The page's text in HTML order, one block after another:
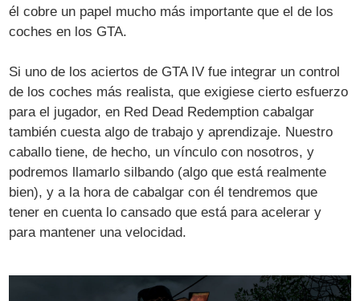
él cobre un papel mucho más importante que el de los
coches en los GTA.
Si uno de los aciertos de GTA IV fue integrar un control
de los coches más realista, que exigiese cierto esfuerzo
para el jugador, en Red Dead Redemption cabalgar
también cuesta algo de trabajo y aprendizaje. Nuestro
caballo tiene, de hecho, un vínculo con nosotros, y
podremos llamarlo silbando (algo que está realmente
bien), y a la hora de cabalgar con él tendremos que
tener en cuenta lo cansado que está para acelerar y
para mantener una velocidad.